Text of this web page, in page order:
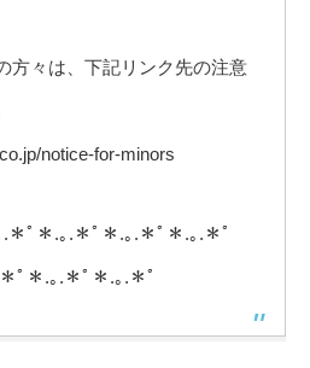
方々は、下記リンク先の注意
notice-for-minors
ﾟ＊.｡.＊ﾟ＊.｡.＊ﾟ＊.｡.＊ﾟ
ﾟ＊.｡.＊ﾟ＊.｡.＊ﾟ